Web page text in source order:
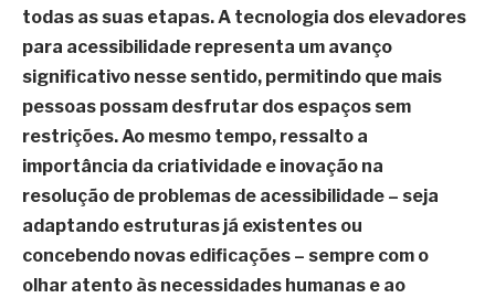
todas as suas etapas. A tecnologia dos elevadores
para acessibilidade representa um avanço
significativo nesse sentido, permitindo que mais
pessoas possam desfrutar dos espaços sem
restrições. Ao mesmo tempo, ressalto a
importância da criatividade e inovação na
resolução de problemas de acessibilidade – seja
adaptando estruturas já existentes ou
concebendo novas edificações – sempre com o
olhar atento às necessidades humanas e ao